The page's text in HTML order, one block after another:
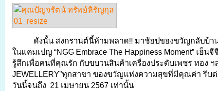
ดังนั้น สงกรานต์นี้ห้ามพลาด!! มาช้อปของขวัญกลับบ้
ในแคมเปญ “NGG Embrace The Happiness Moment” เอ็น
รู้สึกเพื่อคนที่คุณรัก กับขบวนสินค้าเครื่องประดับเพชร ทอง ฯ
JEWELLERY”ทุกสาขา ของขวัญแห่งความสุขที่มีคุณค่า รีบ
วันนี้จนถึง 21 เมษายน 2567 เท่านั้น